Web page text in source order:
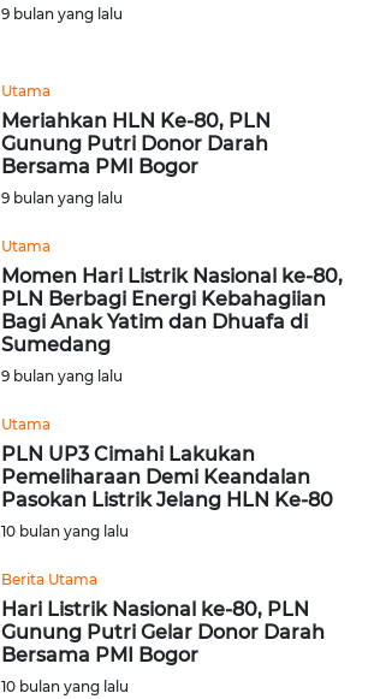
9 bulan yang lalu
Utama
Meriahkan HLN Ke-80, PLN
Gunung Putri Donor Darah
Bersama PMI Bogor
9 bulan yang lalu
Utama
Momen Hari Listrik Nasional ke-80,
PLN Berbagi Energi Kebahagiian
Bagi Anak Yatim dan Dhuafa di
Sumedang
9 bulan yang lalu
Utama
PLN UP3 Cimahi Lakukan
Pemeliharaan Demi Keandalan
Pasokan Listrik Jelang HLN Ke-80
10 bulan yang lalu
Berita Utama
Hari Listrik Nasional ke-80, PLN
Gunung Putri Gelar Donor Darah
Bersama PMI Bogor
10 bulan yang lalu